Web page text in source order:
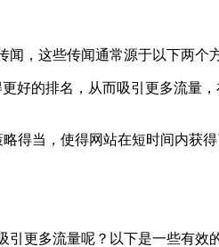
，这些传闻通常源于以下两个
好的排名，从而吸引更多流量
得当，使得网站在短时间内获
引更多流量呢？以下是一些有效